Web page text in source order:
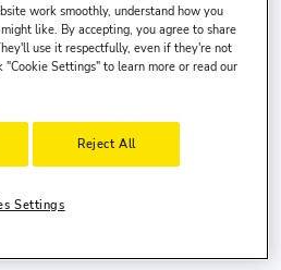
10 أغسطس, الاثنين
تاريخ التسليم
أرغب في تركها في مكان مختلف
work smoothly, understand how you
like. By accepting, you agree to share
use it respectfully, even if they're not
"Cookie Settings" to learn more or read our
Reject All
Settings